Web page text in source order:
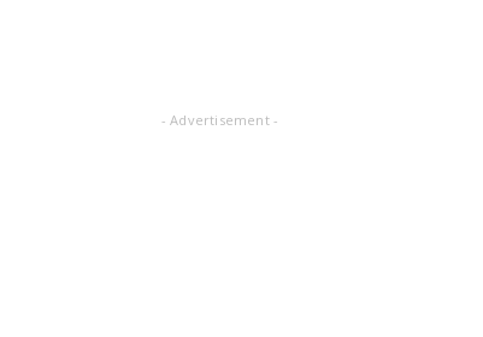
- Advertisement -